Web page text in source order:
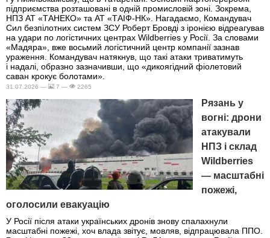
підприємства розташовані в одній промисловій зоні. Зокрема,
НПЗ АТ «ТАНЕКО» та АТ «ТАІФ-НК». Нагадаємо, Командувач
Сил безпілотних систем ЗСУ Роберт Бровді з іронією відреагував
на удари по логістичних центрах Wildberries у Росії. За словами
«Мадяра», вже восьмий логістичний центр компанії зазнав
ураження. Командувач натякнув, що такі атаки триватимуть
і надалі, образно зазначивши, що «дикоягідний фіолетовий
саван крокує болотами».
31.07.2026 — 7 — 2265
Рязань у
вогні: дрони
атакували
НПЗ і склад
Wildberries
— масштабні
пожежі,
оголосили евакуацію
У Росії після атаки українських дронів знову спалахнули
масштабні пожежі, хоч влада звітує, мовляв, відпрацювала ППО.